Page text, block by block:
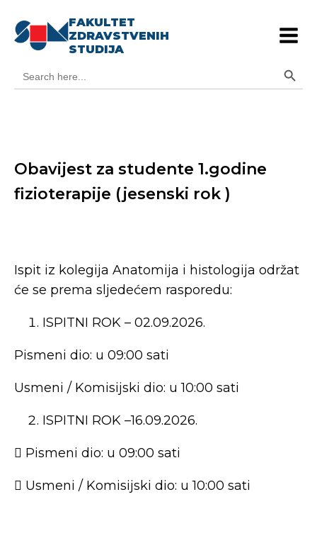
FAKULTET
ZDRAVSTVENIH
STUDIJA
for:
Obavijest za studente 1.godine
fizioterapije (jesenski rok )
Ispit iz kolegija Anatomija i histologija održat
će se prema sljedećem rasporedu:
ISPITNI ROK – 02.09.2026.
Pismeni dio: u 09:00 sati
Usmeni / Komisijski dio: u 10:00 sati
ISPITNI ROK –16.09.2026.
 Pismeni dio: u 09:00 sati
 Usmeni / Komisijski dio: u 10:00 sati